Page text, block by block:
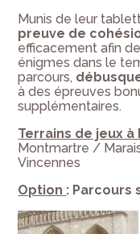
Munis de leur
preuve de
efficacement afin
énigmes dans le
parcours,
à des épreuves
supplémentaires.
Terrains de jeux à
Montmartre /
Vincennes
Option : Parcours